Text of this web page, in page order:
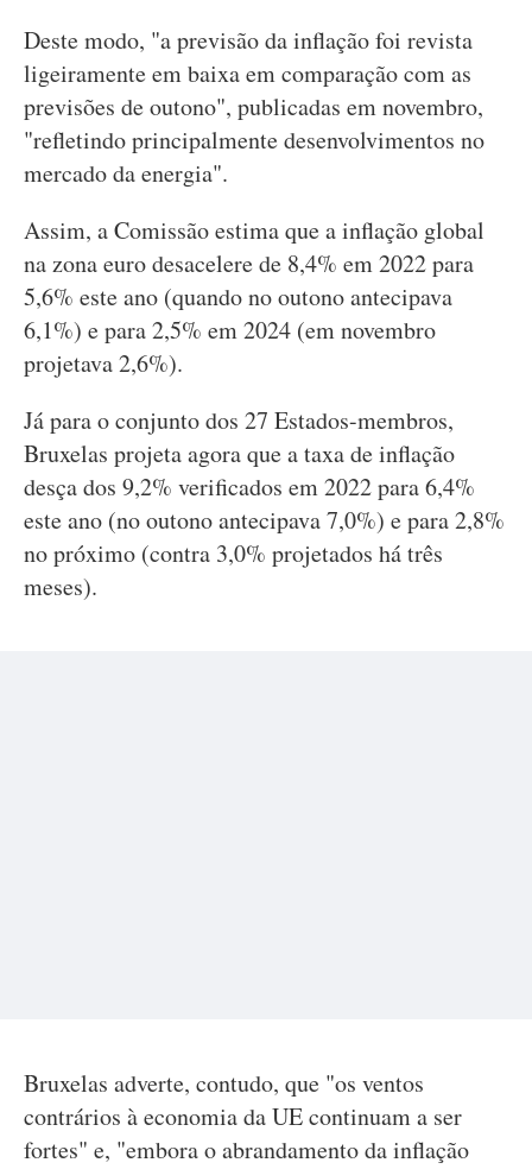
Deste modo, "a previsão da inflação foi revista
ligeiramente em baixa em comparação com as
previsões de outono", publicadas em novembro,
"refletindo principalmente desenvolvimentos no
mercado da energia".
Assim, a Comissão estima que a inflação global
na zona euro desacelere de 8,4% em 2022 para
5,6% este ano (quando no outono antecipava
6,1%) e para 2,5% em 2024 (em novembro
projetava 2,6%).
Já para o conjunto dos 27 Estados-membros,
Bruxelas projeta agora que a taxa de inflação
desça dos 9,2% verificados em 2022 para 6,4%
este ano (no outono antecipava 7,0%) e para 2,8%
no próximo (contra 3,0% projetados há três
meses).
Bruxelas adverte, contudo, que "os ventos
contrários à economia da UE continuam a ser
fortes" e, "embora o abrandamento da inflação